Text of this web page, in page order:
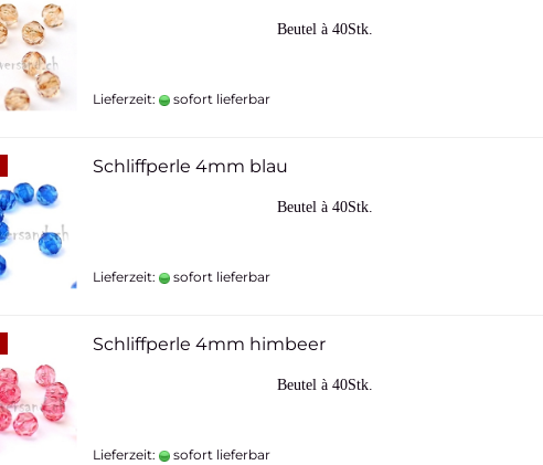
Beutel à 40Stk.
Lieferzeit: sofort lieferbar
Schliffperle 4mm blau
Beutel à 40Stk.
Lieferzeit: sofort lieferbar
Schliffperle 4mm himbeer
Beutel à 40Stk.
Lieferzeit: sofort lieferbar